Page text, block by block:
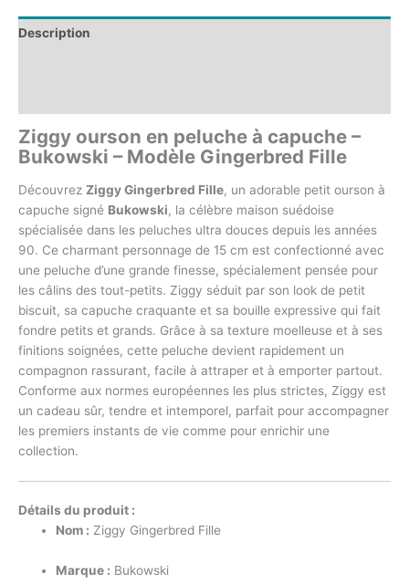
Description
Ziggy ourson en peluche à capuche –
Bukowski – Modèle Gingerbred Fille
Découvrez Ziggy Gingerbred Fille, un adorable petit ourson à
capuche signé Bukowski, la célèbre maison suédoise
spécialisée dans les peluches ultra douces depuis les années
90. Ce charmant personnage de 15 cm est confectionné avec
une peluche d’une grande finesse, spécialement pensée pour
les câlins des tout-petits. Ziggy séduit par son look de petit
biscuit, sa capuche craquante et sa bouille expressive qui fait
fondre petits et grands. Grâce à sa texture moelleuse et à ses
finitions soignées, cette peluche devient rapidement un
compagnon rassurant, facile à attraper et à emporter partout.
Conforme aux normes européennes les plus strictes, Ziggy est
un cadeau sûr, tendre et intemporel, parfait pour accompagner
les premiers instants de vie comme pour enrichir une
collection.
Détails du produit :
Nom : Ziggy Gingerbred Fille
Marque : Bukowski